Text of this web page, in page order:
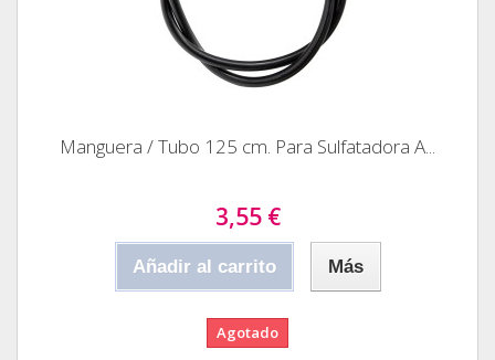
Manguera / Tubo 125 cm. Para Sulfatadora A...
3,55 €
Añadir al carrito Más
Agotado